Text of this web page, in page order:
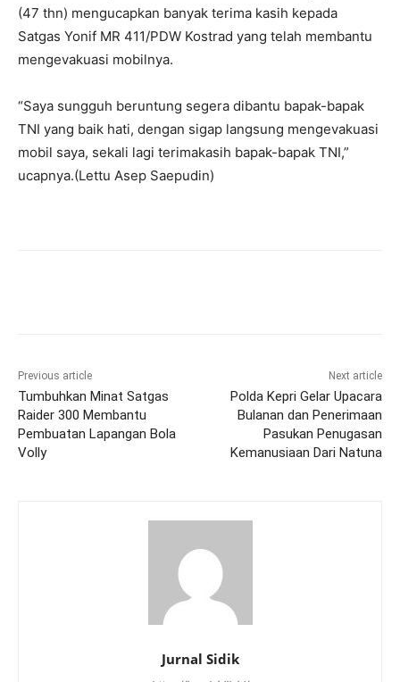
(47 thn) mengucapkan banyak terima kasih kepada
Satgas Yonif MR 411/PDW Kostrad yang telah membantu
mengevakuasi mobilnya.
“Saya sungguh beruntung segera dibantu bapak-bapak
TNI yang baik hati, dengan sigap langsung mengevakuasi
mobil saya, sekali lagi terimakasih bapak-bapak TNI,”
ucapnya.(Lettu Asep Saepudin)
Previous article
Tumbuhkan Minat Satgas
Raider 300 Membantu
Pembuatan Lapangan Bola
Volly
Next article
Polda Kepri Gelar Upacara
Bulanan dan Penerimaan
Pasukan Penugasan
Kemanusiaan Dari Natuna
Jurnal Sidik